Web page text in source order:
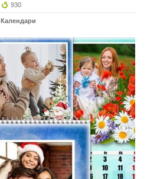
930
Календари